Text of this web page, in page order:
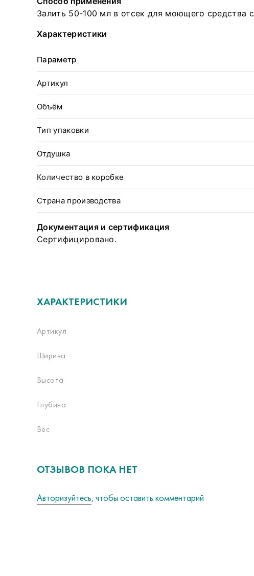
Залить 50-100 мл в отсек для моющего
Характеристики
Параметр
Артикул
Объём
Тип упаковки
Отдушка
Количество в коробке
Страна производства
Документация и сертификация
Сертифицировано.
ХАРАКТЕРИСТИКИ
Артикул
Ширина
Высота
Глубина
Вес
ОТЗЫВОВ ПОКА НЕТ
Авторизуйтесь, чтобы оставить комментарий